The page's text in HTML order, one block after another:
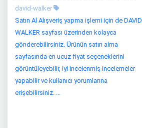
david-walker
Satın Al Alışveriş yapma işlemi için de DAVID
WALKER sayfası üzerinden kolayca
gönderebilirsiniz. Ürünün satın alma
sayfasında en ucuz fiyat seçeneklerini
görüntüleyebilir, iyi incelenmiş incelemeler
yapabilir ve kullanıcı yorumlarına
erişebilirsiniz. ...